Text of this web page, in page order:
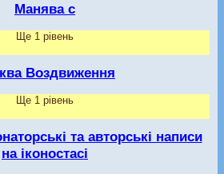
Манява с
Ще 1 рівень
Воздвиження
Ще 1 рівень
та авторські написи
на іконостасі